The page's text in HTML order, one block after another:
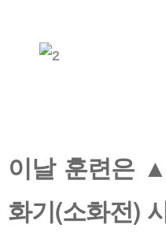
이날 훈련은
화기(소화전)